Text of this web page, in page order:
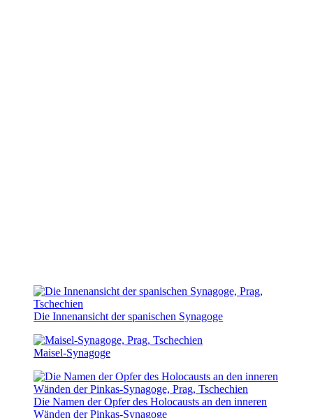
Die Innenansicht der spanischen Synagoge
Maisel-Synagoge
Die Namen der Opfer des Holocausts an den inneren
Wänden der Pinkas-Synagoge